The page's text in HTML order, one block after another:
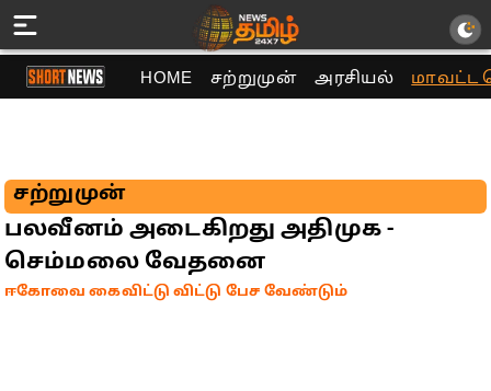
HOME சற்றுமுன் அரசியல் மாவட்ட
சற்றுமுன்
பலவீனம் அடைகிறது அதிமுக -
செம்மலை வேதனை
ஈகோவை கைவிட்டு விட்டு பேச வேண்டும்